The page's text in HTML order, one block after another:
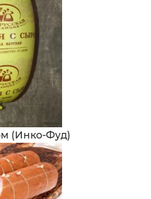
(Инко-Фуд)